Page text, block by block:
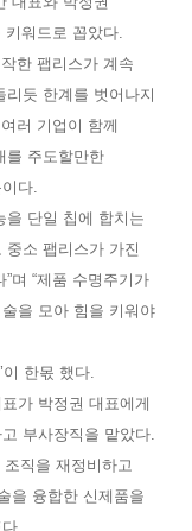
키워드로 꼽았다.
한 팹리스가 계속
듯 한계를 벗어나지
러 기업이 함께
를 주도할만한
다.
을 단일 칩에 합치는
소 팹리스가 가진
며 “제품 수명주기가
을 모아 힘을 키워야
한몫 했다.
가 박정권 대표에게
부사장직을 맡았다.
직을 재정비하고
을 융합한 신제품을
.